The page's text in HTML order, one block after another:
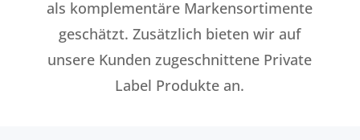
als komplementäre Markensortimente
geschätzt. Zusätzlich bieten wir auf
unsere Kunden zugeschnittene Private
Label Produkte an.